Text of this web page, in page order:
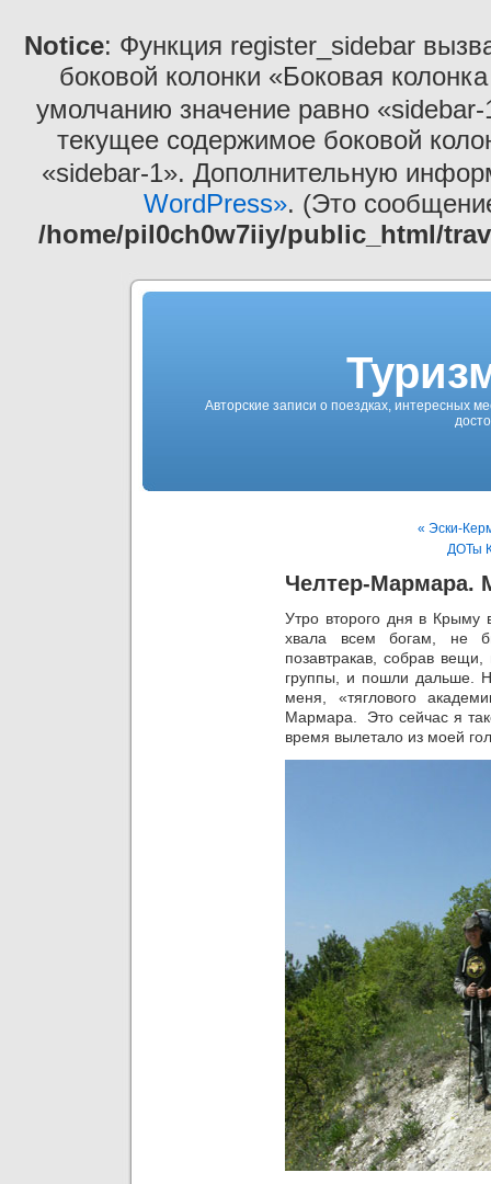
Notice: Функция register_sidebar
боковой колонки «Боковая
умолчанию значение равно
текущее содержимое боковой
«sidebar-1». Дополнительную
WordPress». (Это
/home/pil0ch0w7iiy/public_html/
Авторские записи о поездках, интересных
« Эски-
ДОТы
Челтер-Мармара.
Утро второго дня в
хвала всем богам, не
позавтракав, собрав
группы, и пошли дальше.
меня, «тяглового
Мармара. Это сейчас я
время вылетало из моей